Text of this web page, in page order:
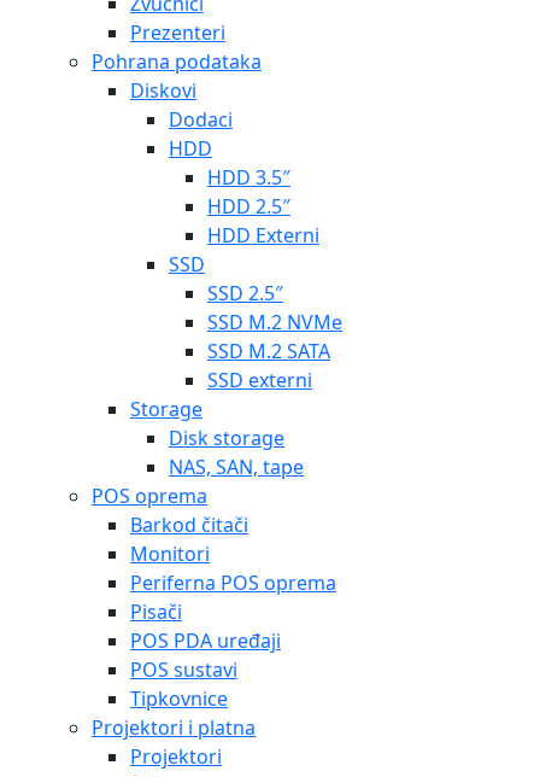
Prezenteri
Pohrana podataka
Diskovi
Dodaci
HDD
HDD 3.5″
HDD 2.5″
HDD Externi
SSD
SSD 2.5″
SSD M.2 NVMe
SSD M.2 SATA
SSD externi
Storage
Disk storage
NAS, SAN, tape
POS oprema
Barkod čitači
Monitori
Periferna POS oprema
Pisači
POS PDA uređaji
POS sustavi
Tipkovnice
Projektori i platna
Projektori